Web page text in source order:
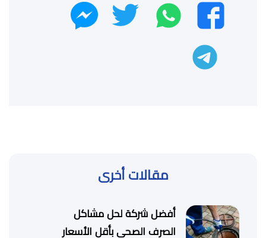
فيسبوك واتسابتويتر ماسنجر
مقالات أخرى
أفضل شركة لحل مشاكل
الصرف الصحي بأقل الأسعار